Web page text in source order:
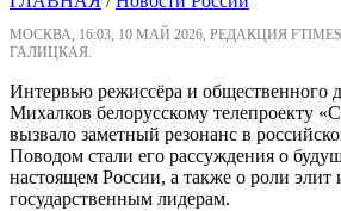
МОСКВА, 16:03, 10 МАЙ 2026, РЕДАКЦИЯ
ГАЛИЦКАЯ.
Интервью режиссёра и общественного
Михалков белорусскому телепроекту
вызвало заметный резонанс в
Поводом стали его рассуждения о
настоящем России, а также о роли
государственным лидерам.